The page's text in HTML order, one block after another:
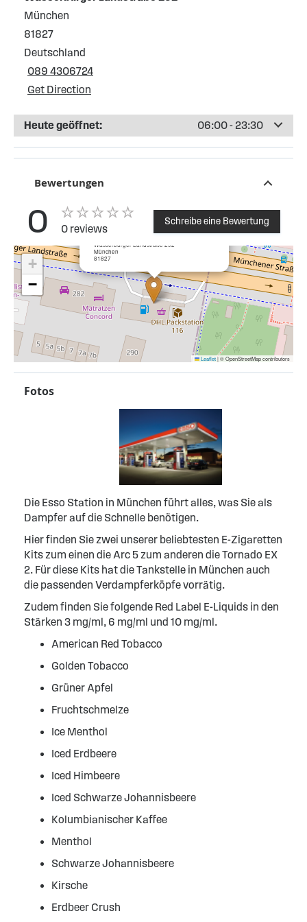
München
81827
Deutschland
089 4306724
Get Direction
Heute geöffnet: 06:00 - 23:30
Bewertungen
0 0 reviews
Schreibe eine Bewertung
Wasserburger Landstraße 292
München
81827
×
+
−
Leaflet|© OpenStreetMap contributors
Fotos
Die Esso Station in München führt alles, was Sie als
Dampfer auf die Schnelle benötigen.
Hier finden Sie zwei unserer beliebtesten E-Zigaretten
Kits zum einen die Arc 5 zum anderen die Tornado EX
2. Für diese Kits hat die Tankstelle in München auch
die passenden Verdampferköpfe vorrätig.
Zudem finden Sie folgende Red Label E-Liquids in den
Stärken 3 mg/ml, 6 mg/ml und 10 mg/ml.
American Red Tobacco
Golden Tobacco
Grüner Apfel
Fruchtschmelze
Ice Menthol
Iced Erdbeere
Iced Himbeere
Iced Schwarze Johannisbeere
Kolumbianischer Kaffee
Menthol
Schwarze Johannisbeere
Kirsche
Erdbeer Crush